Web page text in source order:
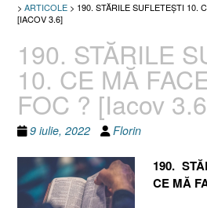
> ARTICOLE > 190. STĂRILE SUFLETEȘTI 10.
[IACOV 3.6]
190. STĂRILE
10. CE MĂ
FOC ? [Iacov
9 iulie, 2022 Florin
190.
CE MĂ